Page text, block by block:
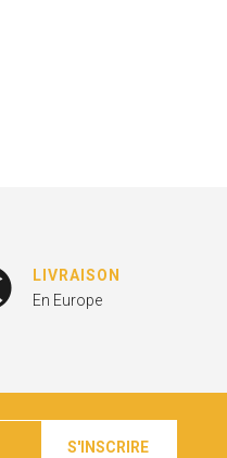
LIVRAISON
En Europe
S'INSCRIRE